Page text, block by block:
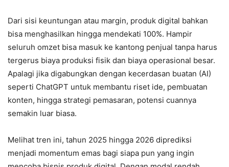
Dari sisi keuntungan atau margin, produk digital bahkan
bisa menghasilkan hingga mendekati 100%. Hampir
seluruh omzet bisa masuk ke kantong penjual tanpa harus
tergerus biaya produksi fisik dan biaya operasional besar.
Apalagi jika digabungkan dengan kecerdasan buatan (AI)
seperti ChatGPT untuk membantu riset ide, pembuatan
konten, hingga strategi pemasaran, potensi cuannya
semakin luar biasa.
Melihat tren ini, tahun 2025 hingga 2026 diprediksi
menjadi momentum emas bagi siapa pun yang ingin